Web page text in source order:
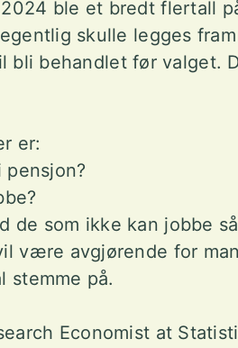
ble et bredt flertall
skulle legges
behandlet før valget.
er:
pensjon?
de som ikke kan jobbe
være avgjørende for
stemme på.
Economist at